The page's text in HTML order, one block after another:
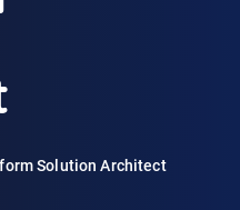
Solution Architect